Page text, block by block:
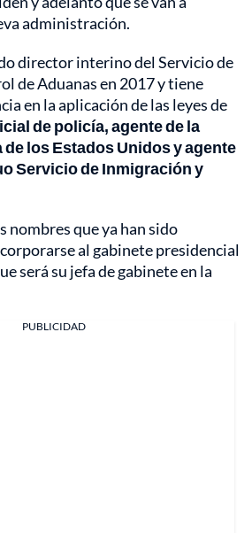
administración.
director interino del Servicio de
de Aduanas en 2017 y tiene
en la aplicación de las leyes de
de policía, agente de la
los Estados Unidos y agente
Servicio de Inmigración y
nombres que ya han sido
al gabinete presidencial
será su jefa de gabinete en la
PUBLICIDAD